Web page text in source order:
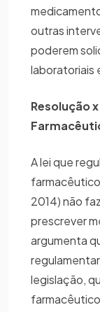
outras
poderem
laboratoriais
Resolução
A lei que
2014) não
prescrever
argumenta
legislação,